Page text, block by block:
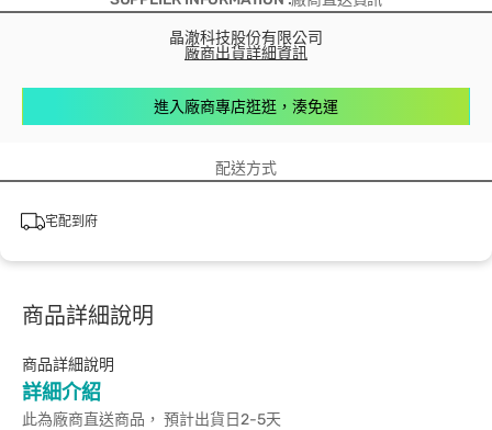
晶澈科技股份有限公司
廠商出貨詳細資訊
進入廠商專店逛逛，湊免運
配送方式
宅配到府
商品詳細說明
商品詳細說明
詳細介紹
此為廠商直送商品， 預計出貨日2-5天